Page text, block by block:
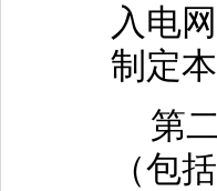
入电
制定本
第二
（包